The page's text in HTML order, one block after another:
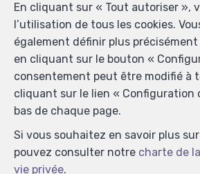
En cliquant sur « Tout autoriser »,
l’utilisation de tous les cookies.
également définir plus
en cliquant sur le bouton «
consentement peut être modifié à
cliquant sur le lien « Configuration
bas de chaque page.
Si vous souhaitez en savoir plus
pouvez consulter notre charte de
vie privée.
RC professionnelle et
SA, Place du Trône 1, 1000
730.390.160. Couverture valable
réalisées en
Charte de la protection de la
Configuration des